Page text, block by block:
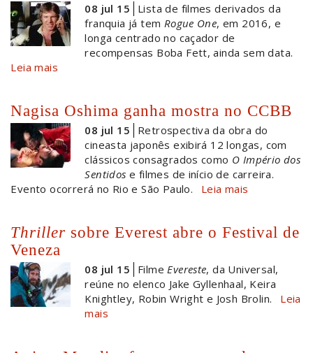
08 jul 15
Lista de filmes derivados da
franquia já tem Rogue One, em 2016, e
longa centrado no caçador de
recompensas Boba Fett, ainda sem data.
Leia mais
Nagisa Oshima ganha mostra no CCBB
08 jul 15
Retrospectiva da obra do
cineasta japonês exibirá 12 longas, com
clássicos consagrados como O Império dos
Sentidos e filmes de início de carreira.
Evento ocorrerá no Rio e São Paulo.
Leia mais
Thriller sobre Everest abre o Festival de
Veneza
08 jul 15 Filme Evereste, da Universal,
reúne no elenco Jake Gyllenhaal, Keira
Knightley, Robin Wright e Josh Brolin.
Leia
mais